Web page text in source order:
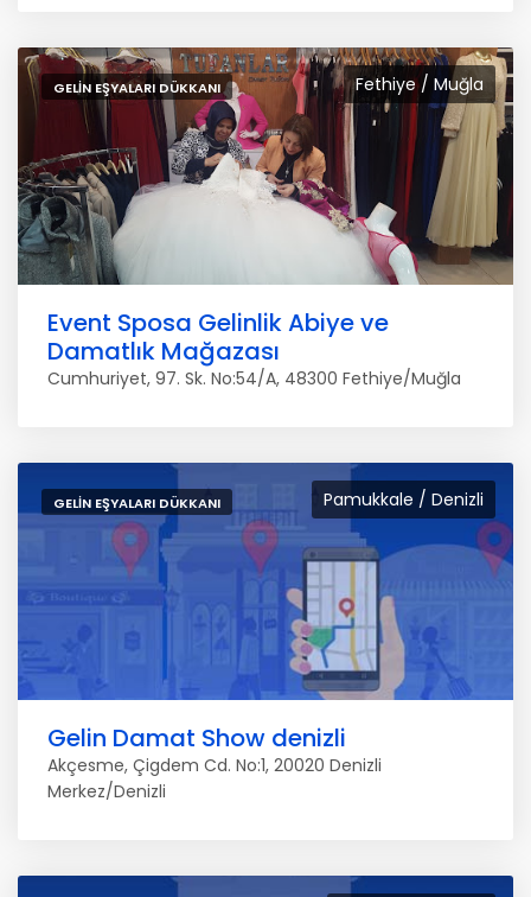
Fethiye / Muğla
GELIN EŞYALARI DÜKKANI
Event Sposa Gelinlik Abiye ve
Damatlık Mağazası
Cumhuriyet, 97. Sk. No:54/A, 48300 Fethiye/Muğla
Pamukkale / Denizli
GELIN EŞYALARI DÜKKANI
Gelin Damat Show denizli
Akçesme, Çigdem Cd. No:1, 20020 Denizli
Merkez/Denizli